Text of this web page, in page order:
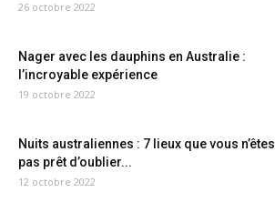
26 octobre 2022
Nager avec les dauphins en Australie :
l’incroyable expérience
19 octobre 2022
Nuits australiennes : 7 lieux que vous n’êtes
pas prêt d’oublier...
12 octobre 2022